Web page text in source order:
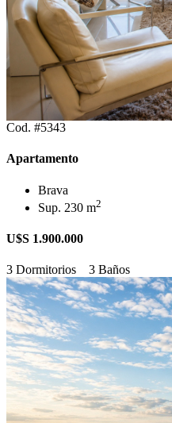
Cod. #5343
Apartamento
Brava
Sup. 230 m2
U$S 1.900.000
3 Dormitorios 3 Baños